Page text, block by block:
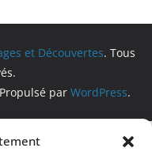
et Découvertes. Tous
par WordPress.